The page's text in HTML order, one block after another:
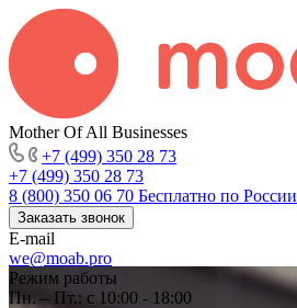
Mother Of All Businesses
+7 (499) 350 28 73
+7 (499) 350 28 73
8 (800) 350 06 70 Бесплатно по России
Заказать звонок
E-mail
we@moab.pro
Режим работы
Пн. – Пт.: с 10:00 - 18:00